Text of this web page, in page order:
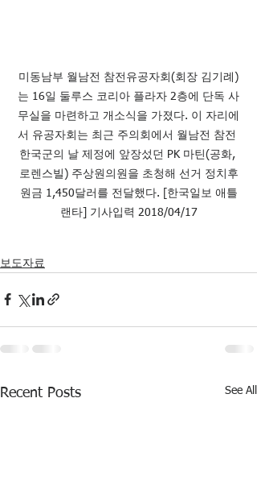
미동남부 월남전 참전유공자회(회장 김기례)
는 16일 둘루스 코리아 플라자 2층에 단독 사
무실을 마련하고 개소식을 가졌다. 이 자리에
서 유공자회는 최근 주의회에서 월남전 참전
한국군의 날 제정에 앞장섰던 PK 마틴(공화,
로렌스빌) 주상원의원을 초청해 선거 정치후
원금 1,450달러를 전달했다. [한국일보 애틀
랜타] 기사입력 2018/04/17
보도자료
Recent Posts See All